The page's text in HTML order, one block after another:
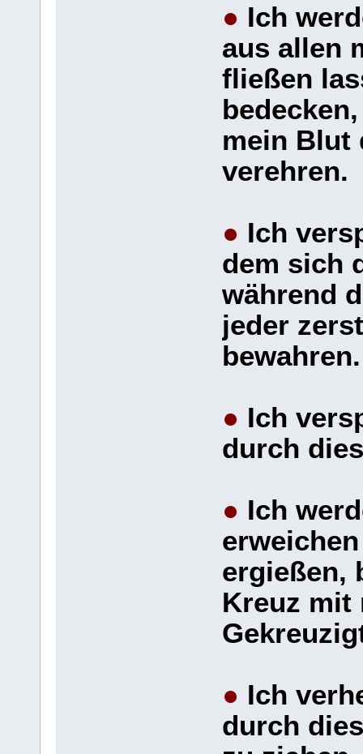
● Ich
aus allen
fließen
mein Blut
verehren.
● Ich
dem sich
während
jeder
● Ich
durch
● Ich
ergießen,
Kreuz mit
● Ich
durch